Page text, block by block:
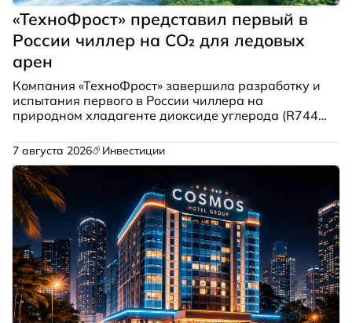
«ТехноФрост» представил первый в
России чиллер на CO₂ для ледовых
арен
Компания «ТехноФрост» завершила разработку и
испытания первого в России чиллера на
природном хладагенте диоксиде углерода (R744),
Установка успешно прошла нагрузочные тесты и
готовится к серийному выпуску.
7 августа 2026 Инвестиции